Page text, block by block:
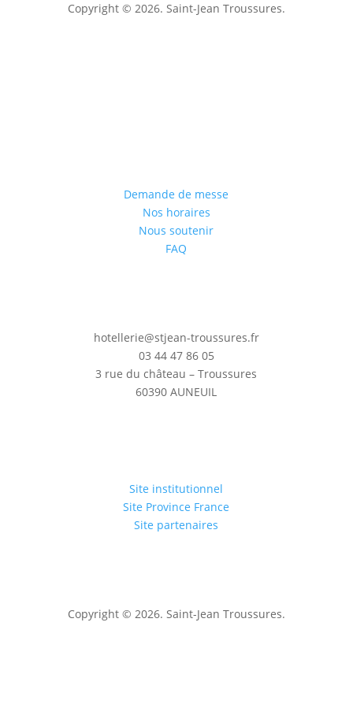
Copyright © 2026. Saint-Jean Troussures.
Demande de messe
Nos horaires
Nous soutenir
FAQ
hotellerie@stjean-troussures.fr
03 44 47 86 05
3 rue du château – Troussures
60390 AUNEUIL
Site institutionnel
Site Province France
Site partenaires
Copyright © 2026. Saint-Jean Troussures.